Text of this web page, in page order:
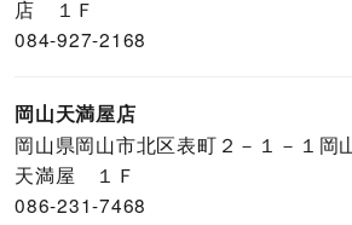
店 １Ｆ
084-927-2168
岡山天満屋店
岡山県岡山市北区表町２－１－１岡
天満屋 １Ｆ
086-231-7468